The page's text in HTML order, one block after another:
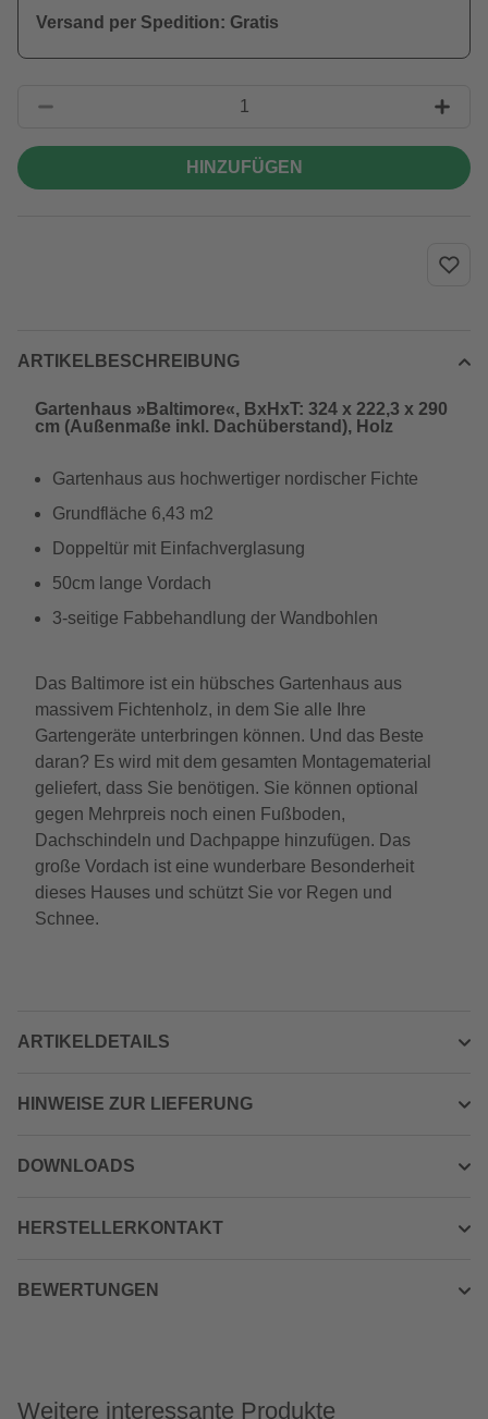
Versand per Spedition: Gratis
HINZUFÜGEN
ARTIKELBESCHREIBUNG
Gartenhaus »Baltimore«, BxHxT: 324 x 222,3 x 290
cm (Außenmaße inkl. Dachüberstand), Holz
Gartenhaus aus hochwertiger nordischer Fichte
Grundfläche 6,43 m2
Doppeltür mit Einfachverglasung
50cm lange Vordach
3-seitige Fabbehandlung der Wandbohlen
Das Baltimore ist ein hübsches Gartenhaus aus
massivem Fichtenholz, in dem Sie alle Ihre
Gartengeräte unterbringen können. Und das Beste
daran? Es wird mit dem gesamten Montagematerial
geliefert, dass Sie benötigen. Sie können optional
gegen Mehrpreis noch einen Fußboden,
Dachschindeln und Dachpappe hinzufügen. Das
große Vordach ist eine wunderbare Besonderheit
dieses Hauses und schützt Sie vor Regen und
Schnee.
ARTIKELDETAILS
HINWEISE ZUR LIEFERUNG
DOWNLOADS
HERSTELLERKONTAKT
BEWERTUNGEN
Weitere interessante Produkte